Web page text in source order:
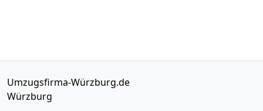
Umzugsfirma-Würzburg.de
Würzburg